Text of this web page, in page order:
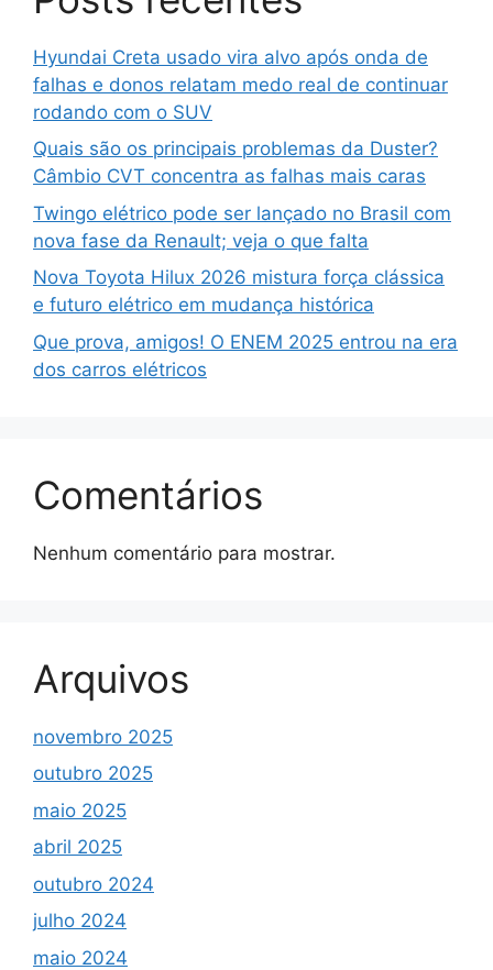
Hyundai Creta usado vira alvo após onda de
falhas e donos relatam medo real de continuar
rodando com o SUV
Quais são os principais problemas da Duster?
Câmbio CVT concentra as falhas mais caras
Twingo elétrico pode ser lançado no Brasil com
nova fase da Renault; veja o que falta
Nova Toyota Hilux 2026 mistura força clássica
e futuro elétrico em mudança histórica
Que prova, amigos! O ENEM 2025 entrou na era
dos carros elétricos
Comentários
Nenhum comentário para mostrar.
Arquivos
novembro 2025
outubro 2025
maio 2025
abril 2025
outubro 2024
julho 2024
maio 2024